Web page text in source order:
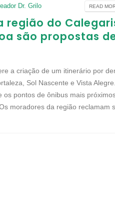
Dr. Grilo READ
região do
são propostas
a criação de um itinerário por
Sol Nascente e Vista Alegre.
os pontos de ônibus mais
moradores da região reclamam